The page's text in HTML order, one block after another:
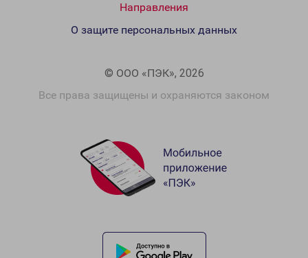
Направления
© ООО «ПЭК», 2026
Все права защищены и охраняются законом
О защите персональных данных